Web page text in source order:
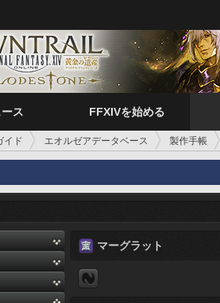
ス FFXIVを始める
イド エオルゼアデータベース 製作手帳
マーグラット